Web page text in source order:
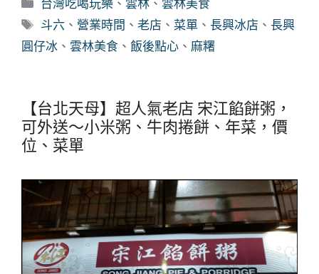
類
台灣吃喝玩樂 、雲林 、雲林美食
標
籤
斗六 、 營業時間 、老店 、 菜單 、長興冰店 、長興
圓仔冰 、 雲林美食 、 飯後點心 、 麻糬
【台北天母】超人氣老店 宋江餡餅粥，
可外送～小米粥、牛肉捲餅、年菜，價
位、菜單